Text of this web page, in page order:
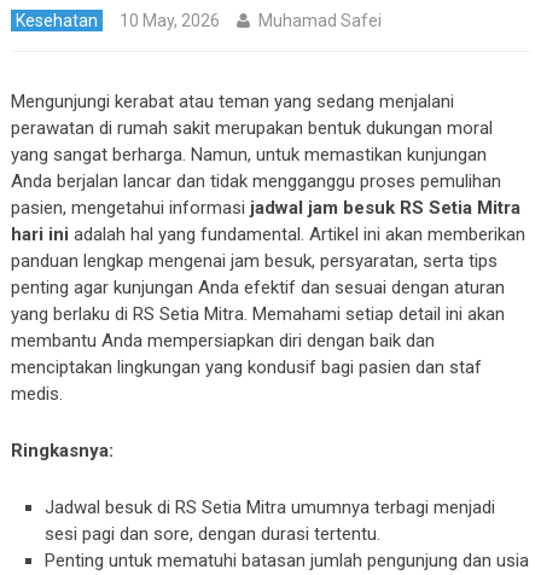
Kesehatan 10 May, 2026 Muhamad Safei
Mengunjungi kerabat atau teman yang sedang menjalani
perawatan di rumah sakit merupakan bentuk dukungan moral
yang sangat berharga. Namun, untuk memastikan kunjungan
Anda berjalan lancar dan tidak mengganggu proses pemulihan
pasien, mengetahui informasi jadwal jam besuk RS Setia Mitra
hari ini adalah hal yang fundamental. Artikel ini akan memberikan
panduan lengkap mengenai jam besuk, persyaratan, serta tips
penting agar kunjungan Anda efektif dan sesuai dengan aturan
yang berlaku di RS Setia Mitra. Memahami setiap detail ini akan
membantu Anda mempersiapkan diri dengan baik dan
menciptakan lingkungan yang kondusif bagi pasien dan staf
medis.
Ringkasnya:
Jadwal besuk di RS Setia Mitra umumnya terbagi menjadi
sesi pagi dan sore, dengan durasi tertentu.
Penting untuk mematuhi batasan jumlah pengunjung dan usia